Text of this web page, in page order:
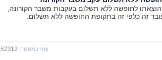
לחופשה ללא תשלום בעקבות משבר הקורונה,
זה כלפי זה בתקופת החופשה ללא תשלום.
צפו במאמר: 52312